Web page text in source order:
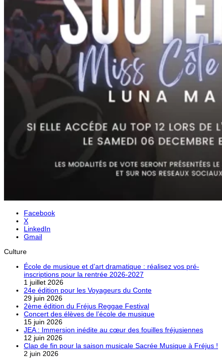
Facebook
X
LinkedIn
Gmail
Culture
École de musique et d’art dramatique : réalisez vos pré-
inscriptions pour la rentrée 2026-2027
1 juillet 2026
24e édition pour les Voyageurs du Conte
29 juin 2026
2ème édition du Fréjus Reggae Festival
Concert des élèves de l’école de musique
15 juin 2026
JEA : Immersion inédite au cœur des fouilles fréjusiennes
12 juin 2026
Clap de fin pour la saison musicale Sacrée Musique à Fréjus !
2 juin 2026